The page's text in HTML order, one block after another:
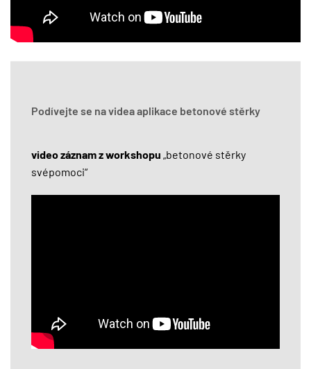
Podívejte se na videa aplikace betonové stěrky
video záznam z workshopu „betonové stěrky
svépomoci“